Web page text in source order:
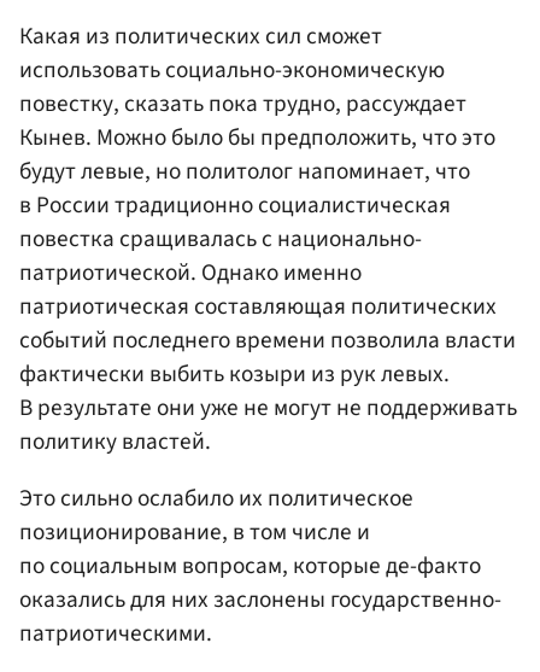
Какая из политических сил сможет
использовать социально-экономическую
повестку, сказать пока трудно, рассуждает
Кынев. Можно было бы предположить, что это
будут левые, но политолог напоминает, что
в России традиционно социалистическая
повестка сращивалась с национально-
патриотической. Однако именно
патриотическая составляющая политических
событий последнего времени позволила власти
фактически выбить козыри из рук левых.
В результате они уже не могут не поддерживать
политику властей.
Это сильно ослабило их политическое
позиционирование, в том числе и
по социальным вопросам, которые де-факто
оказались для них заслонены государственно-
патриотическими.